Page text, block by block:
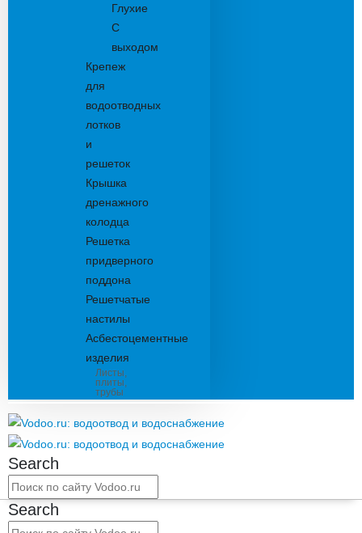
Глухие
С
выходом
Крепеж
для
водоотводных
лотков
и
решеток
Крышка
дренажного
колодца
Решетка
придверного
поддона
Решетчатые
настилы
Асбестоцементные
изделия
Листы,
плиты,
трубы
Search
Search